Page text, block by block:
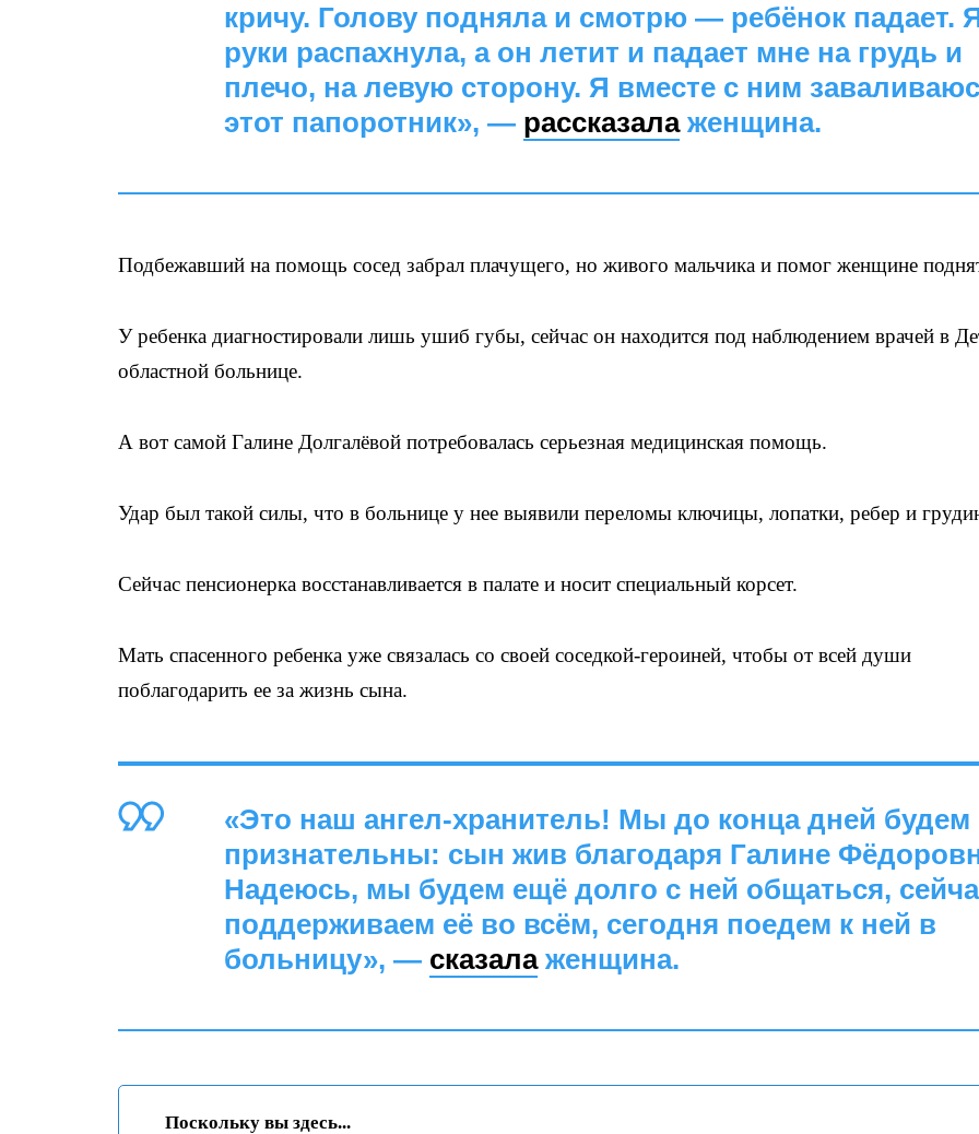
кричу. Голову подняла и смотрю — ребёнок падает.
руки распахнула, а он летит и падает мне на грудь и
плечо, на левую сторону. Я вместе с ним
этот папоротник», — рассказалаженщина.
Подбежавший на помощь сосед забрал плачущего, но живого мальчика и помог женщине
У ребенка диагностировали лишь ушиб губы, сейчас он находится под наблюдением врачей в
областной больнице.
А вот самой Галине Долгалёвой потребовалась серьезная медицинская помощь.
Удар был такой силы, что в больнице у нее выявили переломы ключицы, лопатки, ребер и
Сейчас пенсионерка восстанавливается в палате и носит специальный корсет.
Мать спасенного ребенка уже связалась со своей соседкой-героиней, чтобы от всей души
поблагодарить ее за жизнь сына.
«Это наш ангел-хранитель! Мы до конца дней будем
признательны: сын жив благодаря Галине
Надеюсь, мы будем ещё долго с ней общаться,
поддерживаем её во всём, сегодня поедем к ней в
больницу», — сказалаженщина.
Поскольку вы здесь...